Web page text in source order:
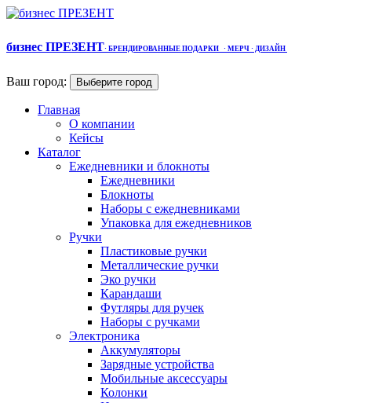
бизнес ПРЕЗЕНТ· БРЕНДИРОВАННЫЕ ПОДАРКИ · МЕРЧ · ДИЗАЙН
Ваш город: Выберите город
Главная
О компании
Кейсы
Каталог
Ежедневники и блокноты
Ежедневники
Блокноты
Наборы с ежедневниками
Упаковка для ежедневников
Ручки
Пластиковые ручки
Металлические ручки
Эко ручки
Карандаши
Футляры для ручек
Наборы с ручками
Электроника
Аккумуляторы
Зарядные устройства
Мобильные аксессуары
Колонки